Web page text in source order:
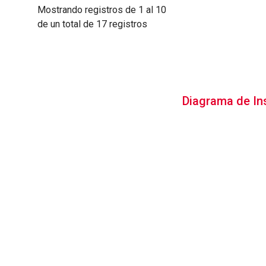
Mostrando registros de 1 al 10
de un total de 17 registros
Diagrama de